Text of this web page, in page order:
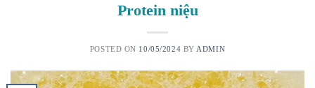
Protein niệu
POSTED ON 10/05/2024 BY ADMIN